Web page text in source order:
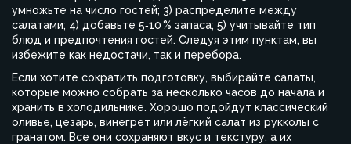
умножьте на число гостей; 3) распределите между
салатами; 4) добавьте 5‑10 % запаса; 5) учитывайте тип
блюд и предпочтения гостей. Следуя этим пунктам, вы
избежите как недостачи, так и перебора.
Если хотите сократить подготовку, выбирайте салаты,
которые можно собрать за несколько часов до начала и
хранить в холодильнике. Хорошо подойдут классический
оливье, цезарь, винегрет или лёгкий салат из рукколы с
гранатом. Все они сохраняют вкус и текстуру, а их